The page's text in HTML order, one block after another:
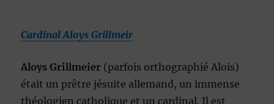
Cardinal Aloys Grillmeir
Aloys Grillmeier (parfois orthographié Alois)
était un prêtre jésuite allemand, un immense
théologien catholique et un cardinal. Il est